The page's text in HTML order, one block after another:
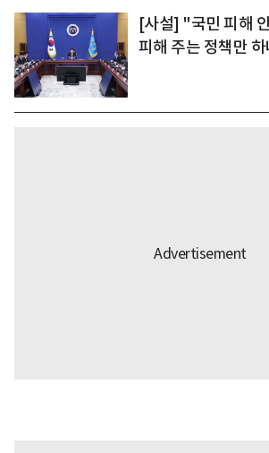
[사설] "국민 피해
피해 주는 정책만 하